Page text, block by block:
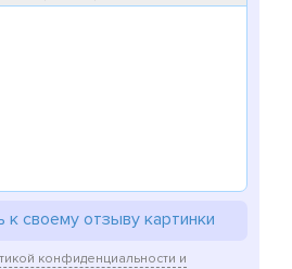
своему отзыву картинки
конфиденциальности и